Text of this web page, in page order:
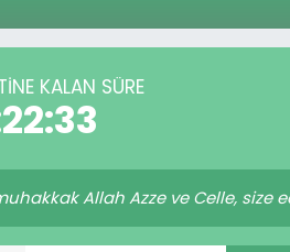
KALAN SÜRE
Allah Azze ve Celle,